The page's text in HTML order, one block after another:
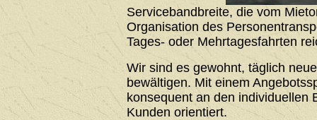
Servicebandbreite, die vom
Organisation des
Tages- oder Mehrtagesfahrten
Wir sind es gewohnt, täglich
bewältigen. Mit einem
konsequent an den individuellen
Kunden orientiert.